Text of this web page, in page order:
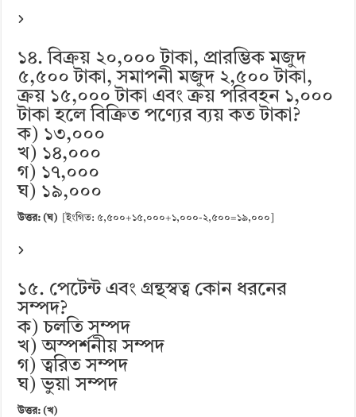
১৪. বিক্রয় ২০,০০০ টাকা, প্রারম্ভিক মজুদ
৫,৫০০ টাকা, সমাপনী মজুদ ২,৫০০ টাকা,
ক্রয় ১৫,০০০ টাকা এবং ক্রয় পরিবহন ১,০০০
টাকা হলে বিক্রিত পণ্যের ব্যয় কত টাকা?
ক) ১৩,০০০
খ) ১৪,০০০
গ) ১৭,০০০
ঘ) ১৯,০০০
উত্তর: (ঘ) [ইংগিত: ৫,৫০০+১৫,০০০+১,০০০-২,৫০০=১৯,০০০]
১৫. পেটেন্ট এবং গ্রন্থস্বত্ব কোন ধরনের
সম্পদ?
ক) চলতি সম্পদ
খ) অস্পর্শনীয় সম্পদ
গ) ত্বরিত সম্পদ
ঘ) ভুয়া সম্পদ
উত্তর: (খ)